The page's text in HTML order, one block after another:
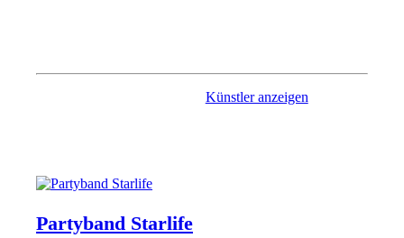
Künstler anzeigen
Partyband Starlife